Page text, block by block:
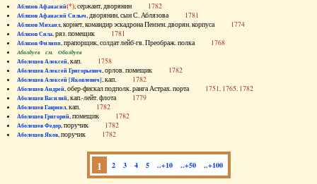
Аблязов Афанасий(*), сержант, дворянин 1782
Аблязов Афанасий Силыч, дворянин, сын С. Аблязова 1781
Аблязов Михаил, корнет, командир эскадрона Пензен. дворян. корпуса 1774
Аблязов Сила, ряз. помещик 1781
Аблязов Филипп, прапорщик, солдат лейб-гв. Преображ. полка 1768
Аболдуев см. Оболдуев
Аболешев Алексей, кап. 1758
Аболешев Алексей Григорьевич, орлов. помещик 1782
Аболешев Алексей [Яковлевич], кап. 1782
Аболешев Андрей, обер-фискал подполк. ранга Астрах. порта 1751, 1765, 1782
Аболешев Василий, кап.-лейт. флота 1779
Аболешев Гавриил, кап. 1782
Аболешев Григорий, помещик 1782
Аболешев Федор, поручик 1782
Аболешев Яков, поручик 1782
1 2 3 4 5 ..+10 ..+50 ..+100